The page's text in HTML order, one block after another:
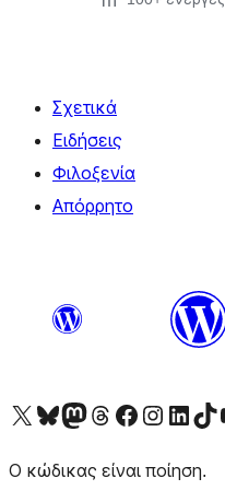
Σχετικά
Ειδήσεις
Φιλοξενία
Απόρρητο
Visit our X (formerly Twitter) account
Visit our Bluesky account
Επισκεφθείτε τον λογαριασμό μας στο Mastodon
Visit our Threads account
Επισκεφτείτε τη σελίδα μας στο Facebook
Επισκεφθείτε τονΕπισκεφθείτε τον
Visit our
Ο κώδικας είναι ποίηση.